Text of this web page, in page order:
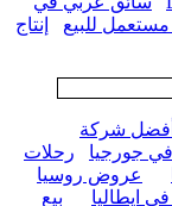
مستعمل للبيع
إنتاج
أفضل شركة
جورجيا
رحلات
عروض روسيا
ايطاليا
بيع